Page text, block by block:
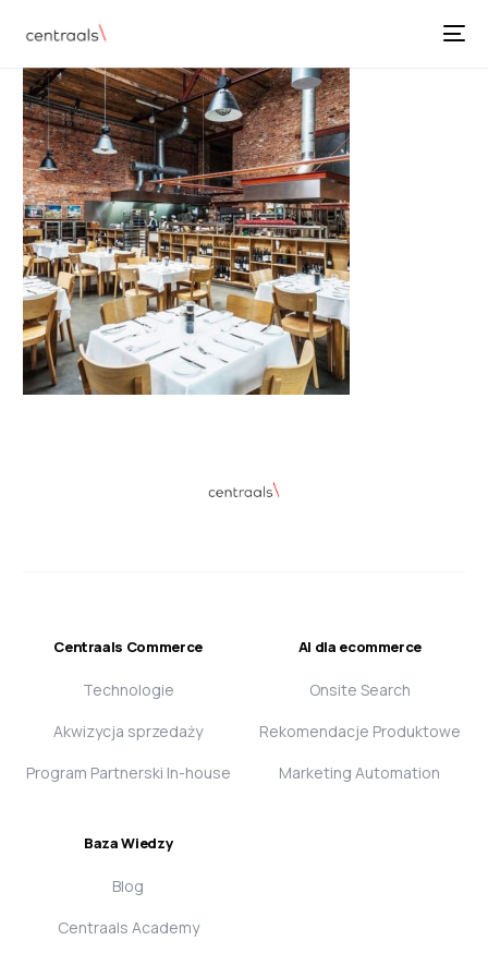
Centraals Commerce
Technologie
Akwizycja sprzedaży
Program Partnerski In-house
AI dla ecommerce
Onsite Search
Rekomendacje Produktowe
Marketing Automation
Baza Wiedzy
Blog
Centraals Academy